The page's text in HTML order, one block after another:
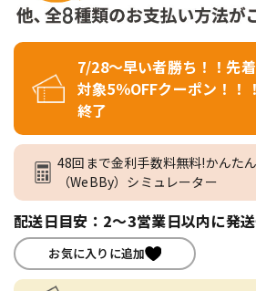
7/28～早い者勝ち！！先
対象5％OFFクーポン！
終了
48回まで金利手数料無料!かんた
（WeBBy）シミュレーター
配送日目安：2～3営業日以内に発
お気に入りに追加